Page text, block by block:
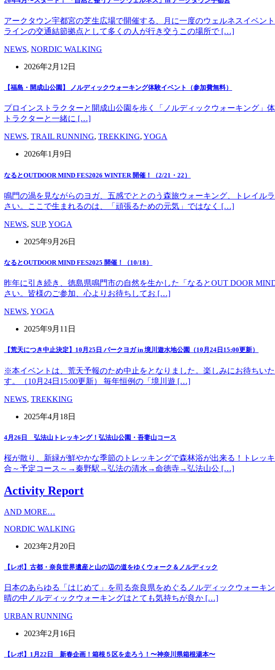
アークタウン宇都宮の芝生広場で開催する、月に一度のウェルネスイベン
ラインの交通結節拠点として多くの人が行き交うこの場所で […]
NEWS, NORDIC WALKING
2026年2月12日
【福島・開成山公園】 ノルディックウォーキング体験イベント（参加費無料）
プロインストラクターと開成山公園を歩く「ノルディックウォーキング」
トラクターと一緒に […]
NEWS, TRAIL RUNNING, TREKKING, YOGA
2026年1月9日
なるとOUTDOOR MIND FES2026 WINTER 開催！（2/21・22）
鳴門の渦を見ながらのヨガ、五感でととのう森旅ウォーキング、トレイル
さい。ここで生まれるのは、「頑張るための元気」ではなく […]
NEWS, SUP, YOGA
2025年9月26日
なるとOUTDOOR MIND FES2025 開催！（10/18）
昨年に引き続き、徳島県鳴門市の自然を生かした「なるとOUT DOOR
さい。皆様のご参加、心よりお待ちしてお […]
NEWS, YOGA
2025年9月11日
【荒天につき中止決定】10月25日 パークヨガ in 境川遊水地公園（10月24日15:00更新）
※本イベントは、荒天予報のため中止をとなりました。楽しみにお待ちい
す。（10月24日15:00更新） 毎年恒例の「境川遊 […]
NEWS, TREKKING
2025年4月18日
4月26日 弘法山トレッキング！弘法山公園・吾妻山コース
桜が散り、新緑が鮮やかな季節のトレッキングで森林浴が出来る！トレッ
合～予定コース～→秦野駅→弘法の清水→命徳寺→弘法山公 […]
Activity Report
AND MORE…
NORDIC WALKING
2023年2月20日
【レポ】古都・奈良世界遺産と山の辺の道をゆくウォーク＆ノルディック
日本のあらゆる「はじめて」を司る奈良県をめぐるノルディックウォー
晴の中ノルディックウォーキングはとても気持ちが良か […]
URBAN RUNNING
2023年2月16日
【レポ】1月22日 新春企画！箱根５区を走ろう！〜神奈川県箱根湯本〜